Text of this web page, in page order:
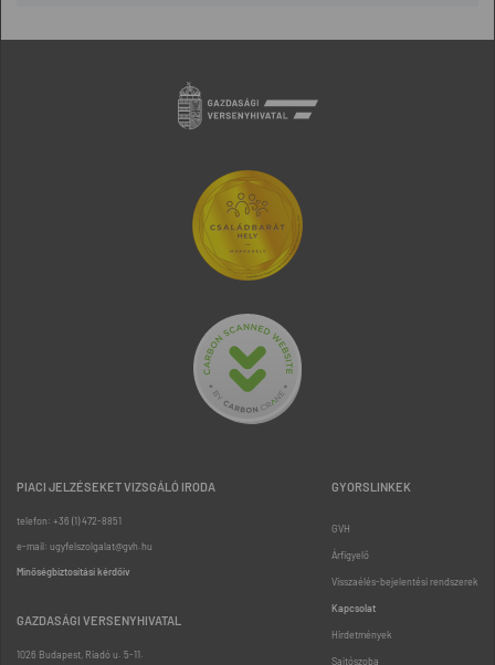
PIACI JELZÉSEKET VIZSGÁLÓ IRODA
telefon: +36 (1) 472-8851
e-mail: ugyfelszolgalat@gvh.hu
Minőségbiztosítási kérdőív
GAZDASÁGI VERSENYHIVATAL
1026 Budapest, Riadó u. 5-11.
GYORSLINKEK
GVH
Árfigyelő
Visszaélés-bejelentési rendszerek
Kapcsolat
Hirdetmények
Sajtószoba